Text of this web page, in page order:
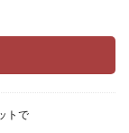
トで